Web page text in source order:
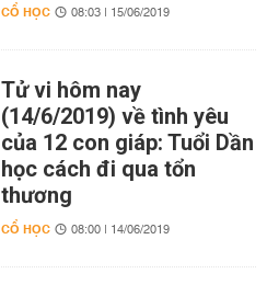
CỔ HỌC 08:03 | 15/06/2019
Tử vi hôm nay
(14/6/2019) về tình yêu
của 12 con giáp: Tuổi Dần
học cách đi qua tổn
thương
CỔ HỌC 08:00 | 14/06/2019